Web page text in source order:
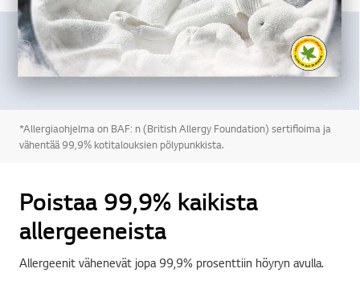
*Allergiaohjelma on BAF: n (British Allergy Foundation) sertifioima ja
vähentää 99,9% kotitalouksien pölypunkkista.
Poistaa 99,9% kaikista
allergeeneista
Allergeenit vähenevät jopa 99,9% prosenttiin höyryn avulla.